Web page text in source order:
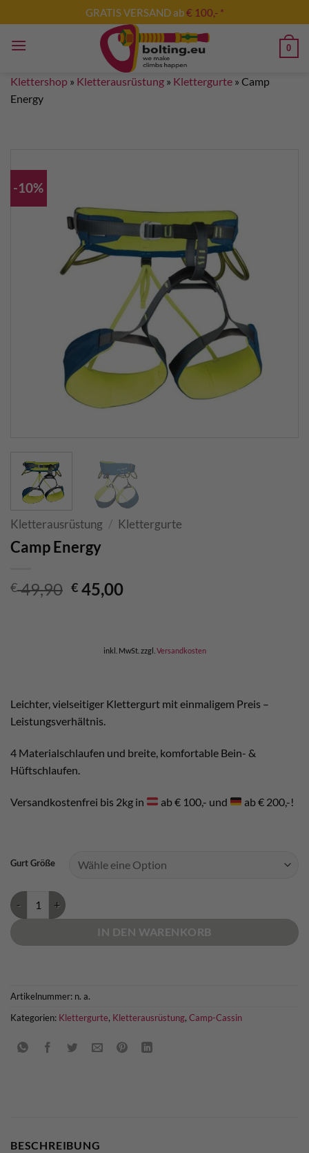
Inhalt
springen
GRATIS VERSAND ab€ 100,- *
0
Klettershop » Kletterausrüstung » Klettergurte » Camp
Energy
-10%
Kletterausrüstung / Klettergurte
Camp Energy
€49,90 Ursprünglicher
€ 45,00Aktueller
inkl. MwSt. zzgl. Versandkosten
Leichter, vielseitiger Klettergurt mit einmaligem Preis –
Leistungsverhältnis.
4 Materialschlaufen und breite, komfortable Bein- &
Hüftschlaufen.
Versandkostenfrei bis 2kg in ab € 100,- und ab € 200,-!
Gurt Größe
Camp Energy Menge
IN DEN WARENKORB
Artikelnummer: n. a.
Kategorien: Klettergurte, Kletterausrüstung, Camp-Cassin
BESCHREIBUNG